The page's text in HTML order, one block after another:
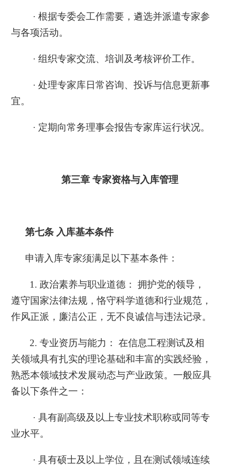
· 根据专委会工作需要，遴选并派遣专家参
与各项活动。
· 组织专家交流、培训及考核评价工作。
· 处理专家库日常咨询、投诉与信息更新事
宜。
· 定期向常务理事会报告专家库运行状况。
第三章 专家资格与入库管理
第七条 入库基本条件
申请入库专家须满足以下基本条件：
1. 政治素养与职业道德： 拥护党的领导，
遵守国家法律法规，恪守科学道德和行业规范，
作风正派，廉洁公正，无不良诚信与违法记录。
2. 专业资历与能力： 在信息工程测试及相
关领域具有扎实的理论基础和丰富的实践经验，
熟悉本领域技术发展动态与产业政策。一般应具
备以下条件之一：
· 具有副高级及以上专业技术职称或同等专
业水平。
· 具有硕士及以上学位，且在测试领域连续